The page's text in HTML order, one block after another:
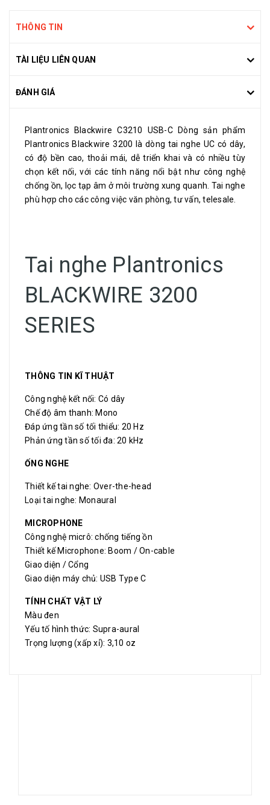
THÔNG TIN
TÀI LIỆU LIÊN QUAN
ĐÁNH GIÁ
Plantronics Blackwire C3210 USB-C Dòng sản phẩm
Plantronics Blackwire 3200 là dòng tai nghe UC có dây,
có độ bền cao, thoải mái, dễ triển khai và có nhiều tùy
chọn kết nối, với các tính năng nổi bật như công nghệ
chống ồn, lọc tạp âm ở môi trường xung quanh. Tai nghe
phù hợp cho các công việc văn phòng, tư vấn, telesale.
Tai nghe Plantronics
BLACKWIRE 3200
SERIES
THÔNG TIN KĨ THUẬT
Công nghệ kết nối: Có dây
Chế độ âm thanh: Mono
Đáp ứng tần số tối thiểu: 20 Hz
Phản ứng tần số tối đa: 20 kHz
ỐNG NGHE
Thiết kế tai nghe: Over-the-head
Loại tai nghe: Monaural
MICROPHONE
Công nghệ micrô: chống tiếng ồn
Thiết kế Microphone: Boom / On-cable
Giao diện / Cổng
Giao diện máy chủ: USB Type C
TÍNH CHẤT VẬT LÝ
Màu đen
Yếu tố hình thức: Supra-aural
Trọng lượng (xấp xỉ): 3,10 oz